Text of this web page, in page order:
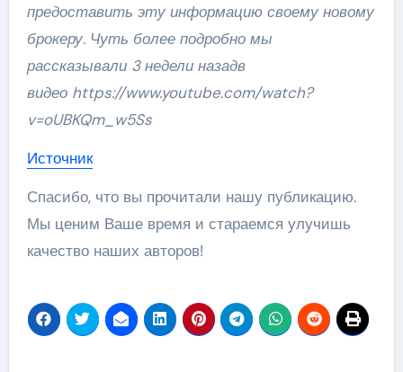
предоставить эту информацию своему новому
брокеру. Чуть более подробно мы
рассказывали 3 недели назадв
видео https://www.youtube.com/watch?
v=oUBKQm_w5Ss
Источник
Спасибо, что вы прочитали нашу публикацию.
Мы ценим Ваше время и стараемся улучишь
качество наших авторов!